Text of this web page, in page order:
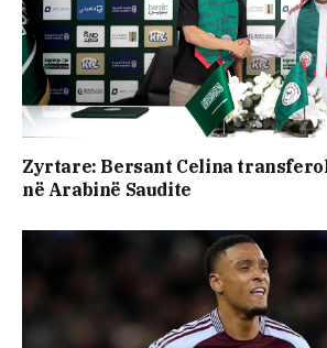
Zyrtare: Bersant Celina
në Arabinë Saudite